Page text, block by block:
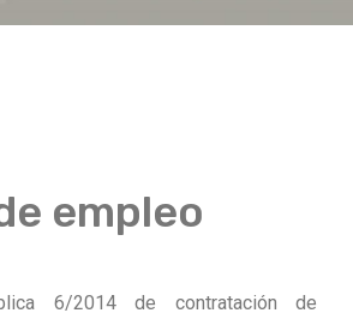
empleo
6/2014 de contratación de